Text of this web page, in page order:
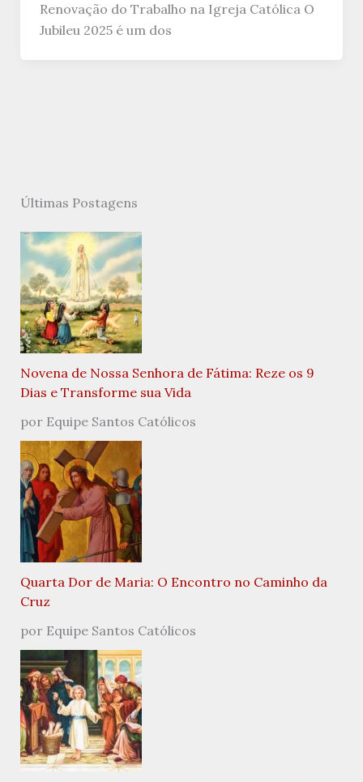
Renovação do Trabalho na Igreja Católica O
Jubileu 2025 é um dos
Últimas Postagens
Novena de Nossa Senhora de Fátima: Reze os 9
Dias e Transforme sua Vida
por Equipe Santos Católicos
Quarta Dor de Maria: O Encontro no Caminho da
Cruz
por Equipe Santos Católicos